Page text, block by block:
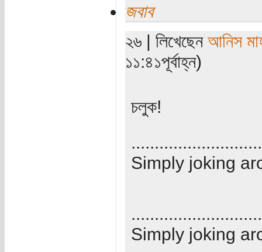
জবাব
২৬ | লিখেছেন আনিস
১১:৪১পূর্বাহ্ন)
চলুক!
Simply joking
Simply joking